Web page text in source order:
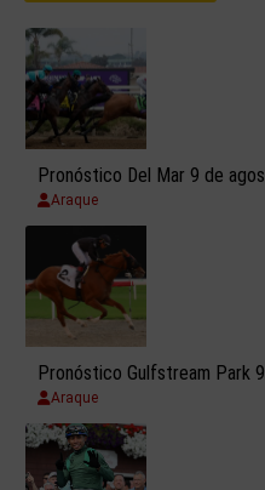
Pronóstico Del Mar 9 de
Araque
Pronóstico Gulfstream Park
Araque